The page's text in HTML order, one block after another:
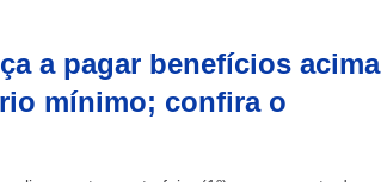
a pagar benefícios acima
mínimo; confira o